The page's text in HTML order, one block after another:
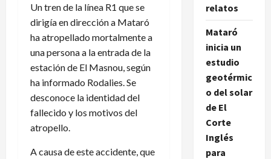
Un tren de la línea R1 que se
dirigía en dirección a Mataró
ha atropellado mortalmente a
una persona a la entrada de la
estación de El Masnou, según
ha informado Rodalies. Se
desconoce la identidad del
fallecido y los motivos del
atropello.
A causa de este accidente, que
relatos
Mataró
inicia un
estudio
geotérmic
o del solar
de El
Corte
Inglés
para